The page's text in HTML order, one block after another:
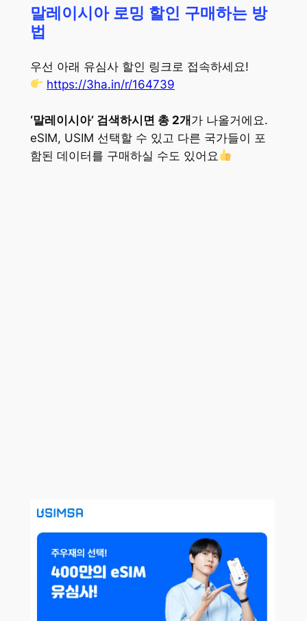
말레이시아 로밍 할인 구매하는 방
법
우선 아래 유심사 할인 링크로 접속하세요!
https://3ha.in/r/164739
‘말레이시아’ 검색하시면 총 2개가 나올거에요.
eSIM, USIM 선택할 수 있고 다른 국가들이 포
함된 데이터를 구매하실 수도 있어요